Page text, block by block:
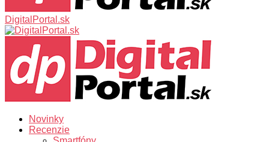
DigitalPortal.sk
Novinky
Recenzie